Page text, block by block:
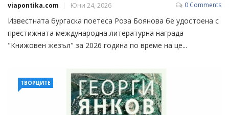
viapontika.com Юни 24, 2026 0 Comments
Известната бургаска поетеса Роза Боянова бе удостоена с
престижната международна литературна награда
"Книжовен жезъл" за 2026 година по време на це...
ТВОРЦИТЕ